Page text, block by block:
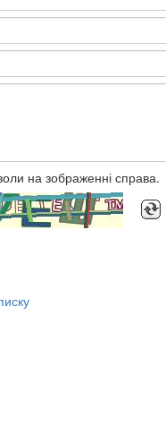
на зображенні справа.